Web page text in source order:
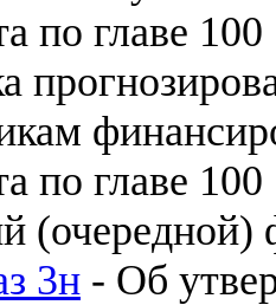
по главе
по главе
(очередной)
3н - Об